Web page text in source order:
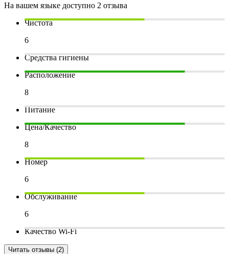
На вашем языке доступно 2 отзыва
Чистота
6
Средства гигиены
Расположение
8
Питание
Цена/Качество
8
Номер
6
Обслуживание
6
Качество Wi-Fi
Читать отзывы (2)